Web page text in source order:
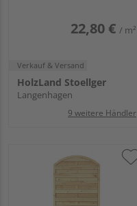
22,80 € / m²
Verkauf & Versand
HolzLand Stoellger
Langenhagen
9 weitere Händler